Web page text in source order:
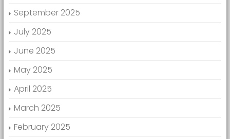
September 2025
July 2025
June 2025
May 2025
April 2025
March 2025
February 2025